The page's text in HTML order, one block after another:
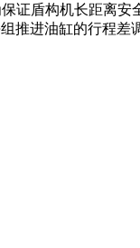
盾构机长距离安
推进油缸的行程差